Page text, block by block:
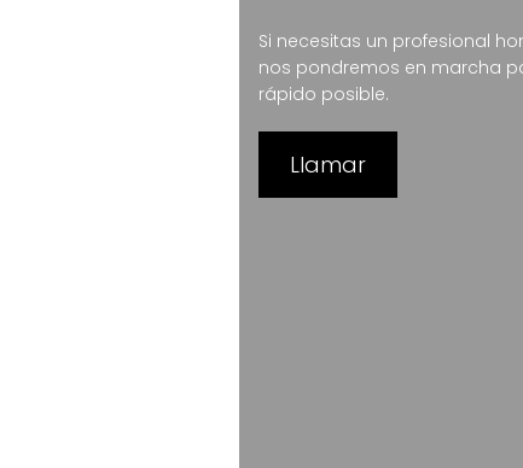
Si necesitas un profesional
nos pondremos en marcha
rápido posible.
Llamar